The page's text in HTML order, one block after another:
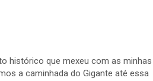
histórico que mexeu com as minhas
a caminhada do Gigante até essa